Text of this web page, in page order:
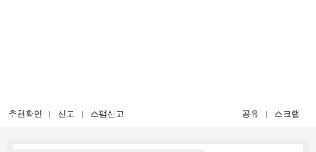
추천확인 신고 스팸신고 공유 스크랩